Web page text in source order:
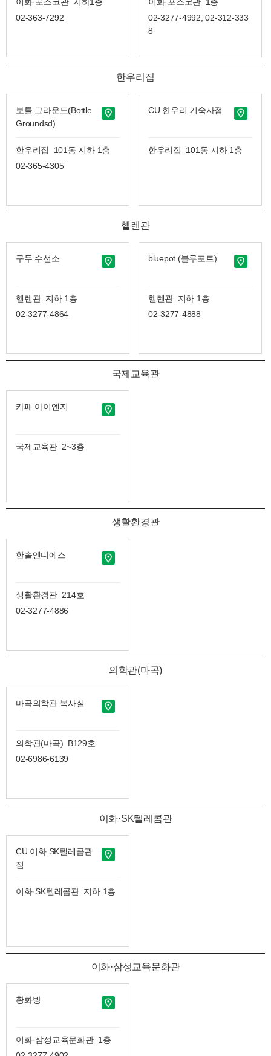
02-363-7292
02-3277-4992, 02-312-333
8
한우리집
보틀 그라운드(Bottle
Groundsd)
한우리집 101동 지하 1층
02-365-4305
CU 한우리 기숙사점
한우리집 101동 지하 1층
헬렌관
구두 수선소
헬렌관 지하 1층
02-3277-4864
bluepot (블루포트)
헬렌관 지하 1층
02-3277-4888
국제교육관
카페 아이엔지
국제교육관 2~3층
생활환경관
한솔엔디에스
생활환경관 214호
02-3277-4886
의학관(마곡)
마곡의학관 복사실
의학관(마곡) B129호
02-6986-6139
이화·SK텔레콤관
CU 이화.SK텔레콤관
점
이화·SK텔레콤관 지하 1층
이화·삼성교육문화관
황화방
이화·삼성교육문화관 1층